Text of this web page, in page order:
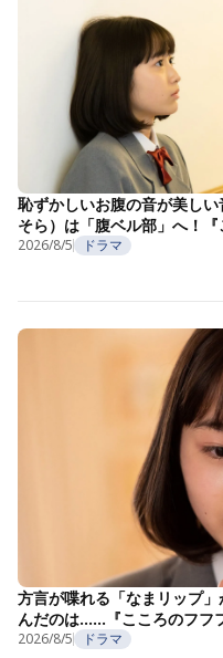
恥ずかしいお腹の音が美し
そら）は「腹ベル部」へ！
2026/8/5 ドラマ
方言が喋れる「なまリップ
んだのは……『こころのフフ
2026/8/5 ドラマ